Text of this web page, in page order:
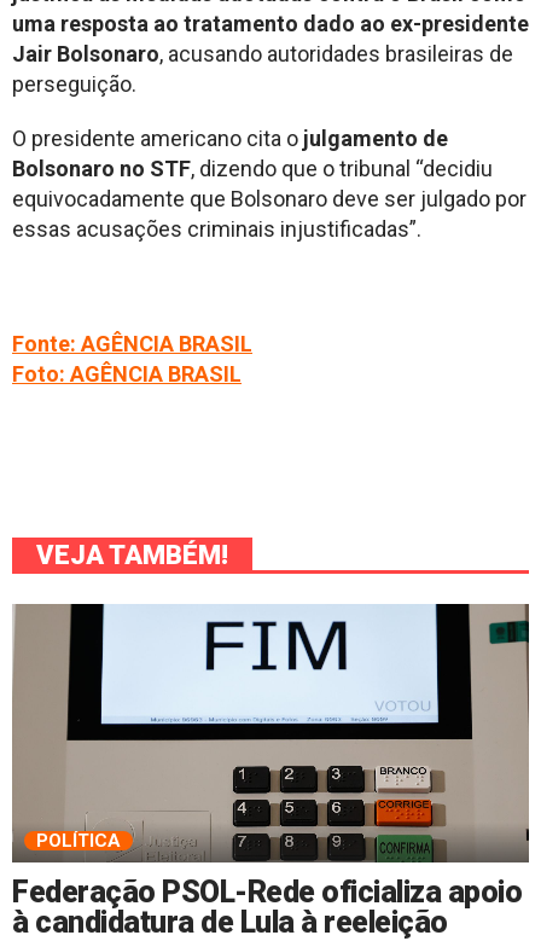
uma resposta ao tratamento dado ao ex-presidente
Jair Bolsonaro, acusando autoridades brasileiras de
perseguição.
O presidente americano cita o julgamento de
Bolsonaro no STF, dizendo que o tribunal “decidiu
equivocadamente que Bolsonaro deve ser julgado por
essas acusações criminais injustificadas”.
Fonte: AGÊNCIA BRASIL
Foto: AGÊNCIA BRASIL
VEJA TAMBÉM!
POLÍTICA
Federação PSOL-Rede oficializa apoio
à candidatura de Lula à reeleição